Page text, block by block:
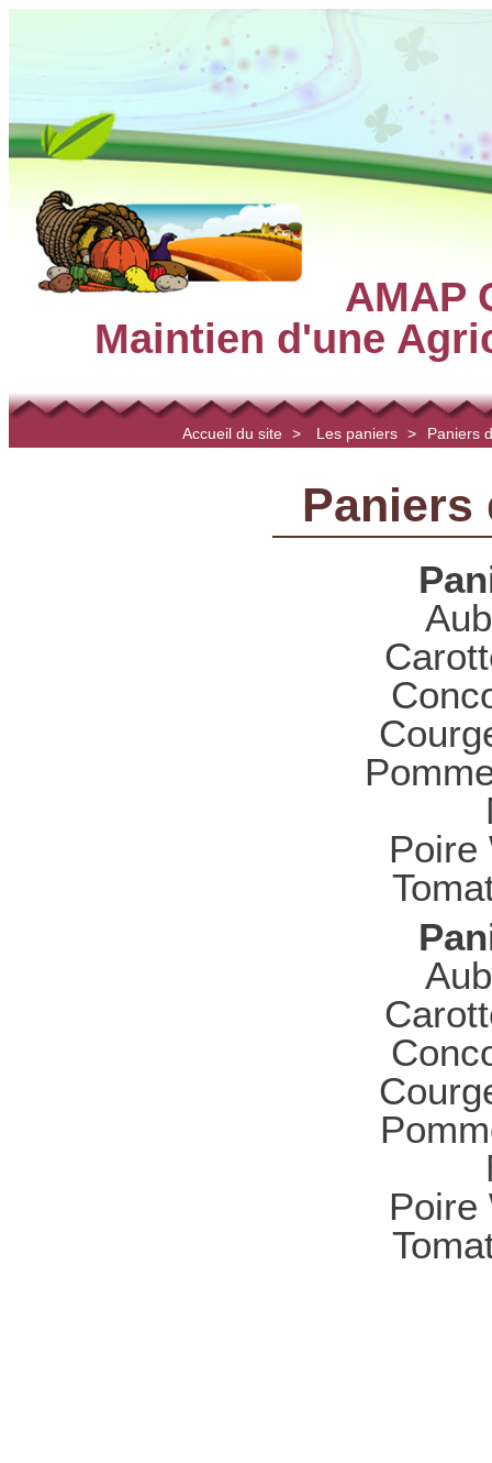
AMAP
Maintien d'une
Accueil du site > Les paniers > Paniers
Paniers
Poire
Poire